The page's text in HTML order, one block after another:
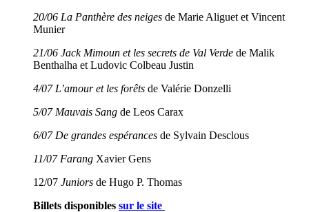
20/06 La Panthère des neiges de Marie Aliguet et Vincent
Munier
21/06 Jack Mimoun et les secrets de Val Verde de Malik
Benthalha et Ludovic Colbeau Justin
4/07 L’amour et les forêts de Valérie Donzelli
5/07 Mauvais Sang de Leos Carax
6/07 De grandes espérances de Sylvain Desclous
11/07 Farang Xavier Gens
12/07 Juniors de Hugo P. Thomas
Billets disponibles sur le site